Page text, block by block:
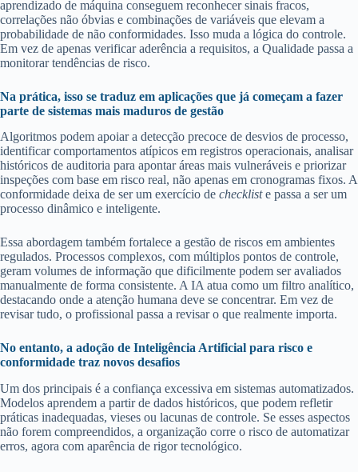
aprendizado de máquina conseguem reconhecer sinais fracos,
correlações não óbvias e combinações de variáveis que elevam a
probabilidade de não conformidades. Isso muda a lógica do controle.
Em vez de apenas verificar aderência a requisitos, a Qualidade passa a
monitorar tendências de risco.
Na prática, isso se traduz em aplicações que já começam a fazer
parte de sistemas mais maduros de gestão
Algoritmos podem apoiar a detecção precoce de desvios de processo,
identificar comportamentos atípicos em registros operacionais, analisar
históricos de auditoria para apontar áreas mais vulneráveis e priorizar
inspeções com base em risco real, não apenas em cronogramas fixos. A
conformidade deixa de ser um exercício de checkliste passa a ser um
processo dinâmico e inteligente.
Essa abordagem também fortalece a gestão de riscos em ambientes
regulados. Processos complexos, com múltiplos pontos de controle,
geram volumes de informação que dificilmente podem ser avaliados
manualmente de forma consistente. A IA atua como um filtro analítico,
destacando onde a atenção humana deve se concentrar. Em vez de
revisar tudo, o profissional passa a revisar o que realmente importa.
No entanto, a adoção de Inteligência Artificial para risco e
conformidade traz novos desafios
Um dos principais é a confiança excessiva em sistemas automatizados.
Modelos aprendem a partir de dados históricos, que podem refletir
práticas inadequadas, vieses ou lacunas de controle. Se esses aspectos
não forem compreendidos, a organização corre o risco de automatizar
erros, agora com aparência de rigor tecnológico.